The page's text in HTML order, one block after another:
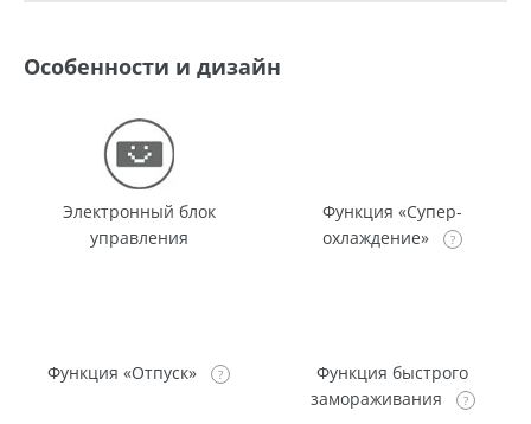
Особенности и дизайн
Электронный блок
управления
Функция «Супер-
охлаждение»
Функция «Отпуск»
Функция быстрого
замораживания